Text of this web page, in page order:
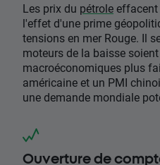
Les prix du pétrole
l'effet d'une prime
tensions en mer Rouge. Il
moteurs de la baisse
macroéconomiques plus
américaine et un PMI
une demande mondiale
Ouverture de